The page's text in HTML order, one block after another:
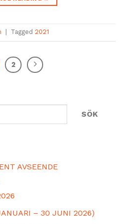
Tagged 2021
2
SÖK
AVSEENDE
– 30 JUNI 2026)